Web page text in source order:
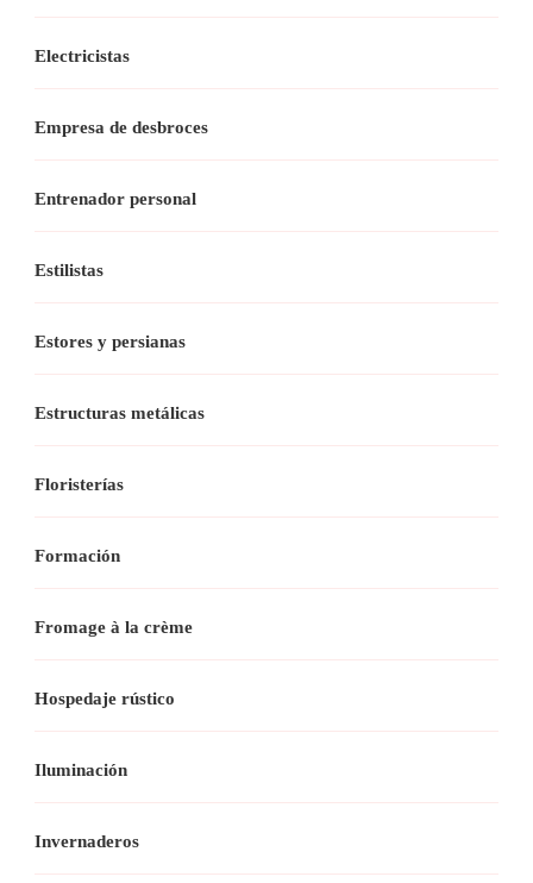
Electricistas
Empresa de desbroces
Entrenador personal
Estilistas
Estores y persianas
Estructuras metálicas
Floristerías
Formación
Fromage à la crème
Hospedaje rústico
Iluminación
Invernaderos